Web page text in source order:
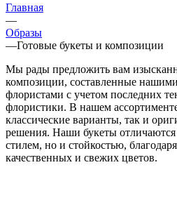
Главная
—
Образы
—Готовые букеты и композиции
Мы рады предложить вам
композиции, составленные
флористами с учетом последних
флористики. В нашем
классические варианты, так и
решения. Наши букеты отличаются
стилем, но и стойкостью,
качественных и свежих цветов.